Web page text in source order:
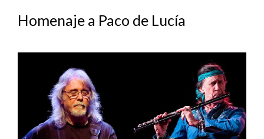
Homenaje a Paco de Lucía